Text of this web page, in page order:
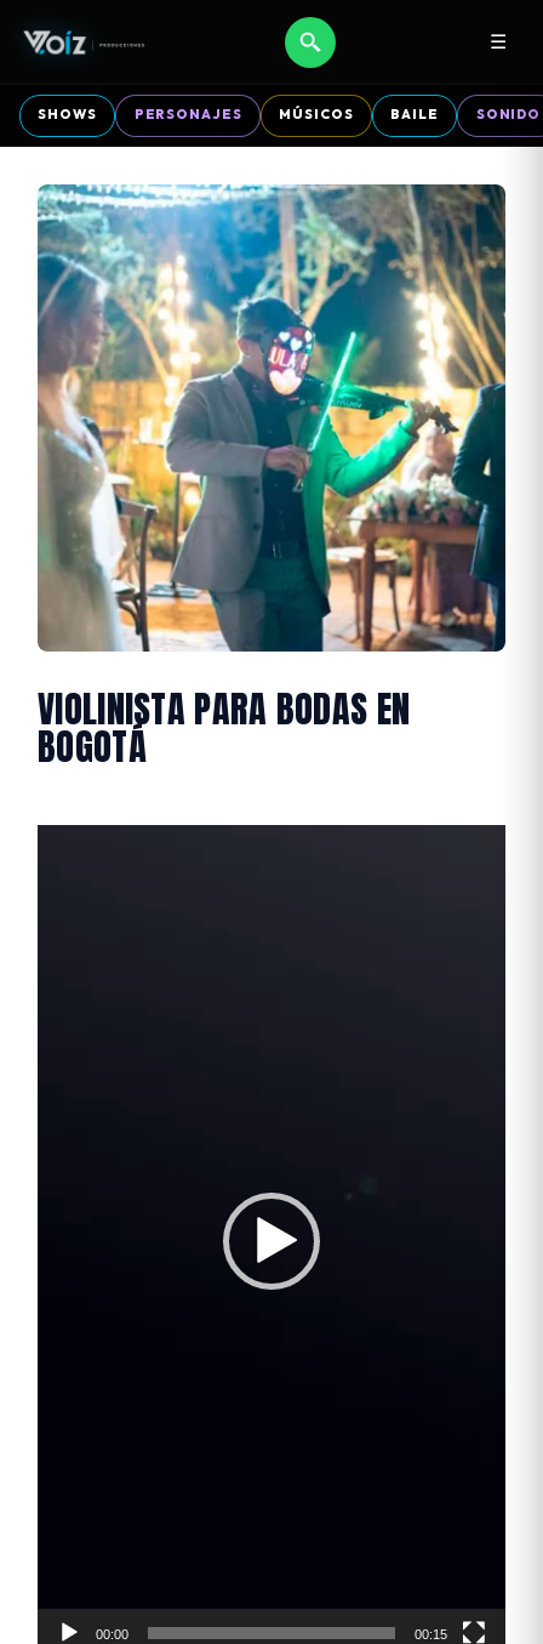
☰
SHOWS PERSONAJES MÚSICOS BAILE SONIDO
VIOLINISTA PARA BODAS EN
BOGOTÁ
00:00 00:15